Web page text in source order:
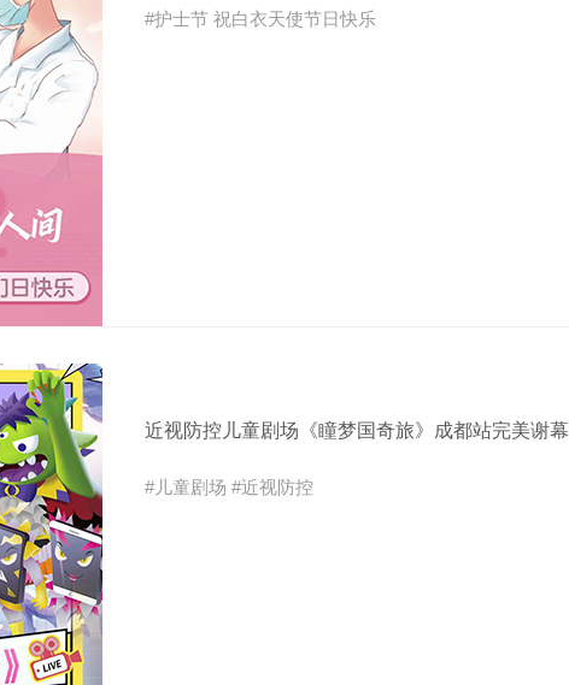
#护士节 祝白衣天使节日快乐
近视防控儿童剧场《瞳梦国奇旅》成都站完美谢幕
#儿童剧场 #近视防控